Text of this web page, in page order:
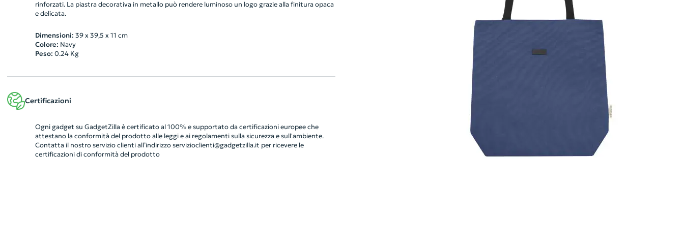
rinforzati. La piastra decorativa in metallo può rendere luminoso un logo grazie alla finitura opaca
e delicata.
Dimensioni: 39 x 39,5 x 11 cm
Colore: Navy
Peso: 0.24Kg
Certificazioni
Ogni gadget su GadgetZilla è certificato al 100% e supportato da certificazioni europee che
attestano la conformità del prodotto alle leggi e ai regolamenti sulla sicurezza e sull'ambiente.
Contatta il nostro servizio clienti all’indirizzo servizioclienti@gadgetzilla.it per ricevere le
certificazioni di conformità del prodotto